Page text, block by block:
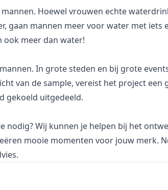
Hoewel vrouwen echte
gaan mannen meer voor water met
ook meer dan water!
In grote steden en bij grote
van de sample, vereist het project
gekoeld uitgedeeld.
Wij kunnen je helpen bij het
mooie momenten voor jouw merk.